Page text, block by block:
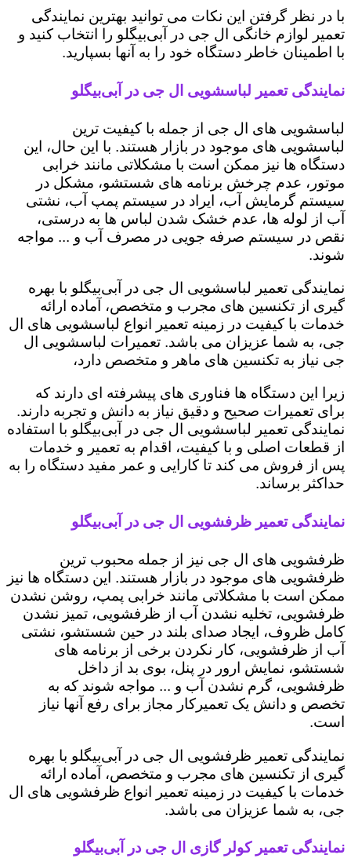
با در نظر گرفتن این نکات می توانید بهترین نمایندگی
تعمیر لوازم خانگی ال جی در آبی‌بیگلو را انتخاب کنید و
با اطمینان خاطر دستگاه خود را به آنها بسپارید.
نمایندگی تعمیر لباسشویی ال جی در آبی‌بیگلو
لباسشویی های ال جی از جمله با کیفیت ترین
لباسشویی های موجود در بازار هستند. با این حال، این
دستگاه ها نیز ممکن است با مشکلاتی مانند خرابی
موتور، عدم چرخش برنامه های شستشو، مشکل در
سیستم گرمایش آب، ایراد در سیستم پمپ آب، نشتی
آب از لوله ها، عدم خشک شدن لباس ها به درستی،
نقص در سیستم صرفه جویی در مصرف آب و ... مواجه
شوند.
نمایندگی تعمیر لباسشویی ال جی در آبی‌بیگلو با بهره
گیری از تکنسین های مجرب و متخصص، آماده ارائه
خدمات با کیفیت در زمینه تعمیر انواع لباسشویی های ال
جی، به شما عزیزان می باشد. تعمیرات لباسشویی ال
جی نیاز به تکنسین های ماهر و متخصص دارد،
زیرا این دستگاه ها فناوری های پیشرفته ای دارند که
برای تعمیرات صحیح و دقیق نیاز به دانش و تجربه دارند.
نمایندگی تعمیر لباسشویی ال جی در آبی‌بیگلو با استفاده
از قطعات اصلی و با کیفیت، اقدام به تعمیر و خدمات
پس از فروش می کند تا کارایی و عمر مفید دستگاه را به
حداکثر برساند.
نمایندگی تعمیر ظرفشویی ال جی در آبی‌بیگلو
ظرفشویی های ال جی نیز از جمله محبوب ترین
ظرفشویی های موجود در بازار هستند. این دستگاه ها نیز
ممکن است با مشکلاتی مانند خرابی پمپ، روشن نشدن
ظرفشویی، تخلیه نشدن آب از ظرفشویی، تمیز نشدن
کامل ظروف، ایجاد صدای بلند در حین شستشو، نشتی
آب از ظرفشویی، کار نکردن برخی از برنامه های
شستشو، نمایش ارور در پنل، بوی بد از داخل
ظرفشویی، گرم نشدن آب و ... مواجه شوند که به
تخصص و دانش یک تعمیرکار مجاز برای رفع آنها نیاز
است.
نمایندگی تعمیر ظرفشویی ال جی در آبی‌بیگلو با بهره
گیری از تکنسین های مجرب و متخصص، آماده ارائه
خدمات با کیفیت در زمینه تعمیر انواع ظرفشویی های ال
جی، به شما عزیزان می باشد.
نمایندگی تعمیر کولر گازی ال جی در آبی‌بیگلو